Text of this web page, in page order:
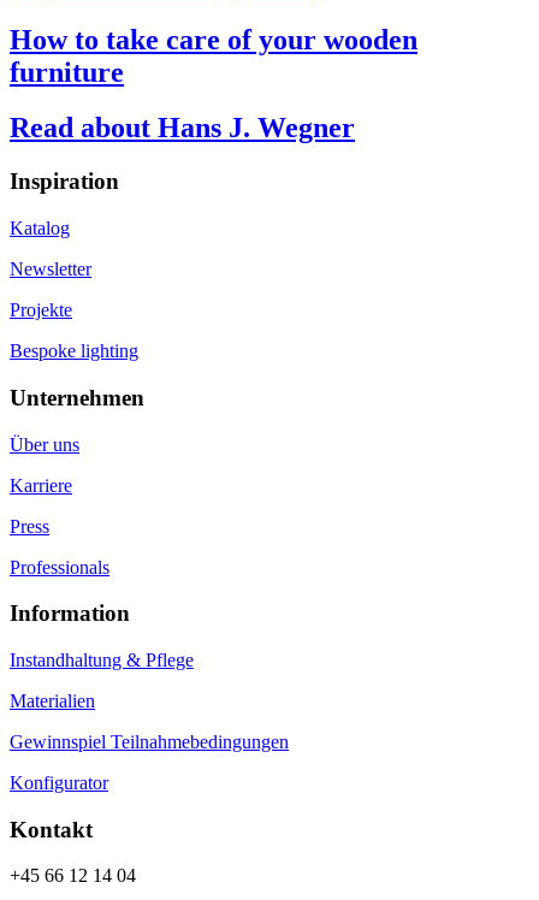
How to take care of your wooden
furniture
Read about Hans J. Wegner
Inspiration
Katalog
Newsletter
Projekte
Bespoke lighting
Unternehmen
Über uns
Karriere
Press
Professionals
Information
Instandhaltung & Pflege
Materialien
Gewinnspiel Teilnahmebedingungen
Konfigurator
Kontakt
+45 66 12 14 04